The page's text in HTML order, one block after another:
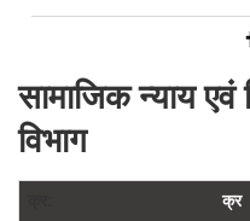
सामाजिक न्‍याय
विभाग
क्र